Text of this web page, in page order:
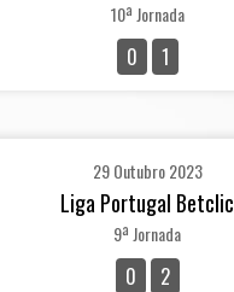
10ª Jornada
0 1
29 Outubro 2023
Liga Portugal Betclic
9ª Jornada
0 2